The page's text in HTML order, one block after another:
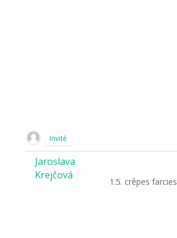
Invité
Jaroslava
Krejčová
1.5. crêpes farcies